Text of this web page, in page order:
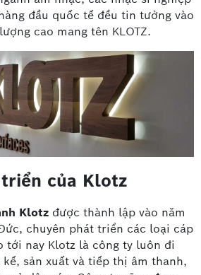
đầu quốc tế đều tin tưởng vào
cao mang tên KLOTZ.
của Klotz
Klotz được thành lập vào năm
chuyên phát triển các loại cáp
tới nay Klotz là công ty luôn đi
sản xuất và tiếp thị âm thanh,